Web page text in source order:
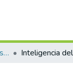
Maestría en Ciencias de los Datos y Analítica (tesis)